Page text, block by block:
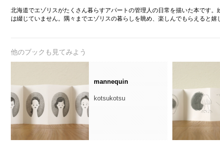
北海道でエゾリスがたくさん暮らすアパートの管理人の日常を描いた本です
は綴じていません。隅々までエゾリスの暮らしを眺め、楽しんでもらえると嬉
他のブックも見てみよう
mannequin
kotsukotsu